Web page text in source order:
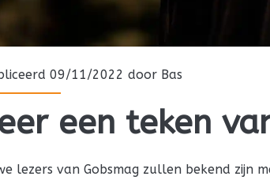
09/11/2022 door Bas
een teken
lezers van Gobsmag zullen bekend zijn